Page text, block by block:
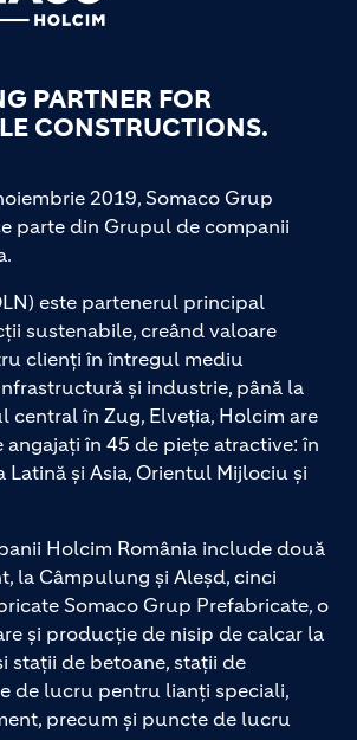
PARTNER FOR
CONSTRUCTIONS.
2019, Somaco Grup
parte din Grupul de companii
este partenerul principal
sustenabile, creând valoare
clienți în întregul mediu
și industrie, până la
central în Zug, Elveția, Holcim are
angajați în 45 de piețe atractive: în
Latină și Asia, Orientul Mijlociu și
Holcim România include două
la Câmpulung și Aleșd, cinci
Somaco Grup Prefabricate, o
și producție de nisip de calcar la
stații de betoane, stații de
de lucru pentru lianți speciali,
precum și puncte de lucru